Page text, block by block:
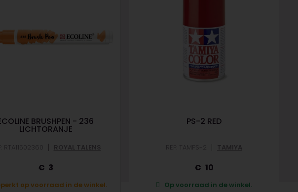
BRUSHPEN - 236
LICHTORANJE
RTA11502360 | ROYAL TALENS
3
op voorraad in de winkel.
PS-2 RED
REF: TAMPS-2 | TAMIYA
10
Op voorraad in de winkel.